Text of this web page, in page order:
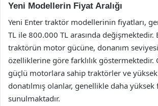
Yeni Modellerin Fiyat Aralığı
Yeni Enter traktör modellerinin fiyatları,
TL ile 800.000 TL arasında değişmektedir.
traktörün motor gücüne, donanım
özelliklerine göre farklılık göstermektedir.
güçlü motorlara sahip traktörler ve
donatılmış olanlar, genellikle daha yüksek
sunulmaktadır.